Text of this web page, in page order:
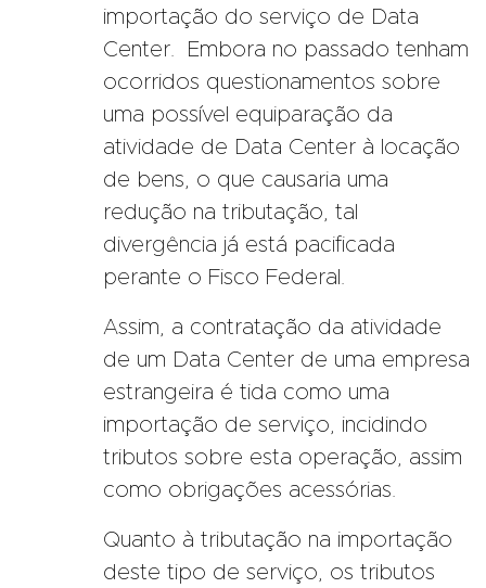
importação do serviço de Data
Center. Embora no passado tenham
ocorridos questionamentos sobre
uma possível equiparação da
atividade de Data Center à locação
de bens, o que causaria uma
redução na tributação, tal
divergência já está pacificada
perante o Fisco Federal.
Assim, a contratação da atividade
de um Data Center de uma empresa
estrangeira é tida como uma
importação de serviço, incidindo
tributos sobre esta operação, assim
como obrigações acessórias.
Quanto à tributação na importação
deste tipo de serviço, os tributos